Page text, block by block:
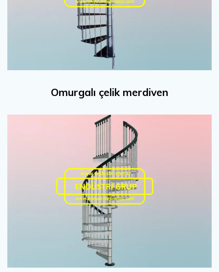
Omurgalı çelik merdiven